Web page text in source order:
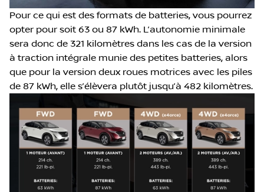
Pour ce qui est des formats de batteries, vous pourrez
opter pour soit 63 ou 87 kWh. L’autonomie minimale
sera donc de 321 kilomètres dans les cas de la version
à traction intégrale munie des petites batteries, alors
que pour la version deux roues motrices avec les piles
de 87 kWh, elle s’élèvera plutôt jusqu’à 482 kilomètres.